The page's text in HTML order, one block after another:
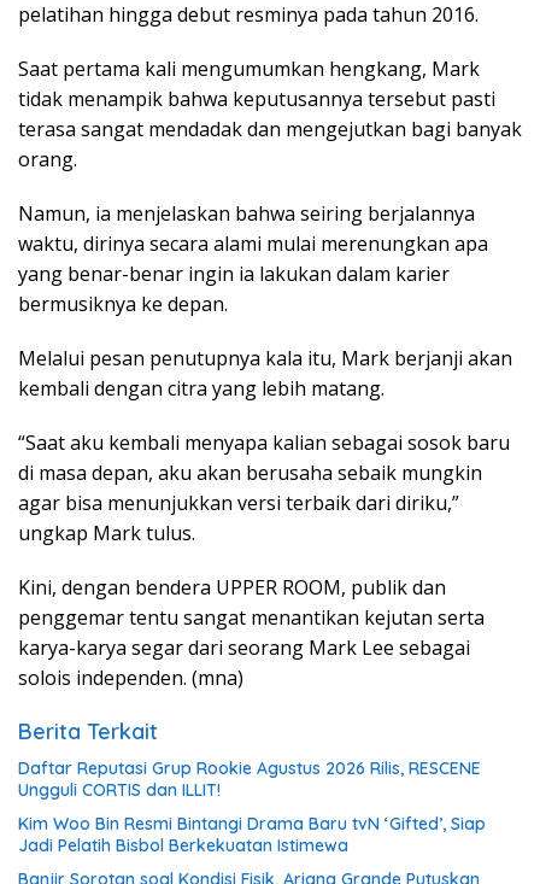
pelatihan hingga debut resminya pada tahun 2016.
Saat pertama kali mengumumkan hengkang, Mark
tidak menampik bahwa keputusannya tersebut pasti
terasa sangat mendadak dan mengejutkan bagi banyak
orang.
Namun, ia menjelaskan bahwa seiring berjalannya
waktu, dirinya secara alami mulai merenungkan apa
yang benar-benar ingin ia lakukan dalam karier
bermusiknya ke depan.
Melalui pesan penutupnya kala itu, Mark berjanji akan
kembali dengan citra yang lebih matang.
“Saat aku kembali menyapa kalian sebagai sosok baru
di masa depan, aku akan berusaha sebaik mungkin
agar bisa menunjukkan versi terbaik dari diriku,”
ungkap Mark tulus.
Kini, dengan bendera UPPER ROOM, publik dan
penggemar tentu sangat menantikan kejutan serta
karya-karya segar dari seorang Mark Lee sebagai
solois independen. (mna)
Berita Terkait
Daftar Reputasi Grup Rookie Agustus 2026 Rilis, RESCENE
Ungguli CORTIS dan ILLIT!
Kim Woo Bin Resmi Bintangi Drama Baru tvN ‘Gifted’, Siap
Jadi Pelatih Bisbol Berkekuatan Istimewa
Banjir Sorotan soal Kondisi Fisik, Ariana Grande Putuskan